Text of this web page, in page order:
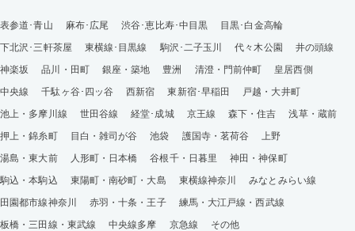
表参道･青山 麻布･広尾 渋谷･恵比寿･中目黒
目黒･白金高輪
下北沢･三軒茶屋
東横線･目黒線 駒沢･二子玉川 代々木公園
井の頭線
神楽坂
品川・田町 銀座・築地 豊洲 清澄・門前仲町
皇居西側
中央線
千駄ヶ谷･四ッ谷 西新宿 東新宿･早稲田
戸越・大井町
池上・多摩川線
世田谷線 経堂･成城 京王線 森下・住吉
浅草・蔵前
押上・錦糸町
目白・雑司が谷 池袋 護国寺・茗荷谷
上野
湯島・東大前
人形町・日本橋 谷根千・日暮里
神田・神保町
駒込・本駒込
東陽町・南砂町・大島 東横線神奈川
みなとみらい線
田園都市線神奈川
赤羽・十条・王子
練馬・大江戸線・西武線
板橋・三田線・東武線
中央線多摩 京急線 その他